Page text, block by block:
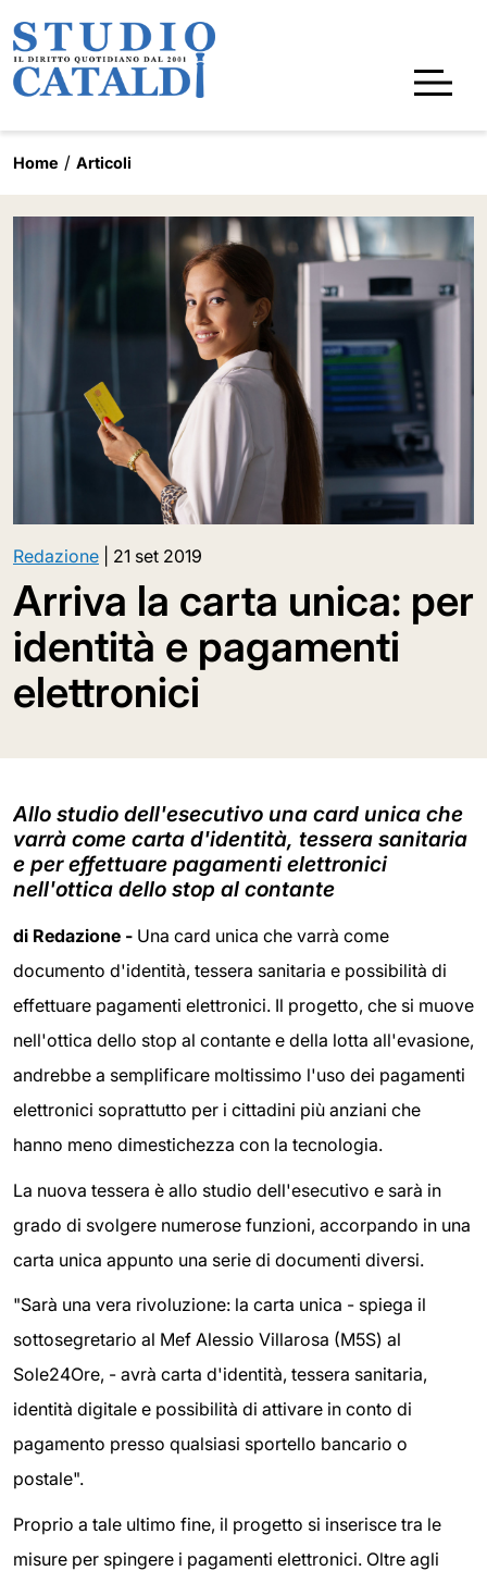
Home Articoli
Redazione 21 set 2019
Arriva la carta unica: per
identità e pagamenti
elettronici
Allo studio dell'esecutivo una card unica che
varrà come carta d'identità, tessera sanitaria
e per effettuare pagamenti elettronici
nell'ottica dello stop al contante
di Redazione - Una card unica che varrà come
documento d'identità, tessera sanitaria e possibilità di
effettuare pagamenti elettronici. Il progetto, che si muove
nell'ottica dello stop al contante e della lotta all'evasione,
andrebbe a semplificare moltissimo l'uso dei pagamenti
elettronici soprattutto per i cittadini più anziani che
hanno meno dimestichezza con la tecnologia.
La nuova tessera è allo studio dell'esecutivo e sarà in
grado di svolgere numerose funzioni, accorpando in una
carta unica appunto una serie di documenti diversi.
"Sarà una vera rivoluzione: la carta unica - spiega il
sottosegretario al Mef Alessio Villarosa (M5S) al
Sole24Ore, - avrà carta d'identità, tessera sanitaria,
identità digitale e possibilità di attivare in conto di
pagamento presso qualsiasi sportello bancario o
postale".
Proprio a tale ultimo fine, il progetto si inserisce tra le
misure per spingere i pagamenti elettronici. Oltre agli